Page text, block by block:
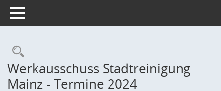
Toggle navigation
Rechercheauswahl
Werkausschuss Stadtreinigung
Mainz - Termine 2024